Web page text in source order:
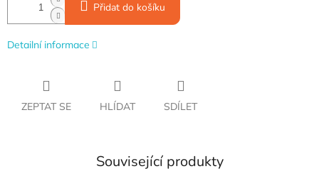
Přidat do košíku
Detailní informace
ZEPTAT SE HLÍDAT SDÍLET
Související produkty